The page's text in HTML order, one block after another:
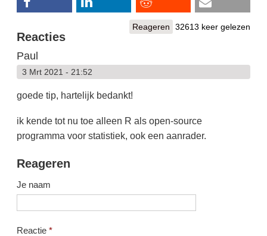
Reageren 32613 keer gelezen
Reacties
Paul
3 Mrt 2021 - 21:52
goede tip, hartelijk bedankt!
ik kende tot nu toe alleen R als open-source
programma voor statistiek, ook een aanrader.
Reageren
Je naam
Reactie *